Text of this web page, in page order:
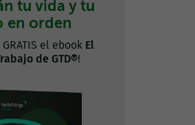
tu vida y tu
en orden
GRATIS el ebook El
de GTD®!